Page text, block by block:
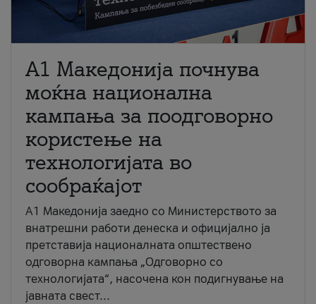
A1 Македонија почнува
моќна национална
кампања за поодговорно
користење на
технологијата во
сообраќајот
A1 Македонија заедно со Министерството за
внатрешни работи денеска и официјално ја
претставија националната општествено
одговорна кампања „Одговорно со
технологијата“, насочена кон подигнување на
јавната свест...